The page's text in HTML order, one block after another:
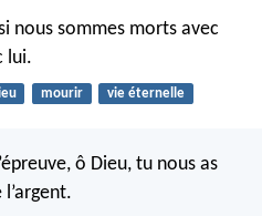
nous sommes morts avec
lui.
mourir vie éternelle
ô Dieu, tu nous as